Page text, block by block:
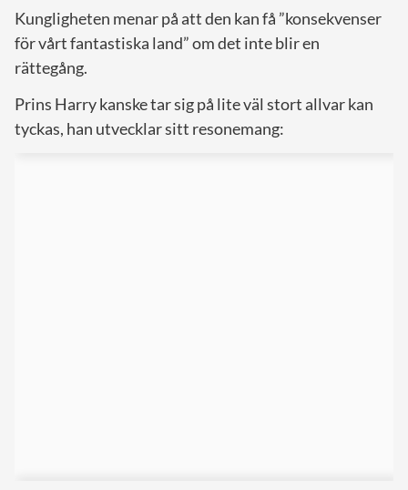
Kungligheten menar på att den kan få ”konsekvenser
för vårt fantastiska land” om det inte blir en
rättegång.
Prins Harry kanske tar sig på lite väl stort allvar kan
tyckas, han utvecklar sitt resonemang: